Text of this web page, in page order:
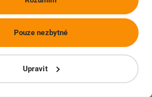
Upravit
Pouze nezbytné